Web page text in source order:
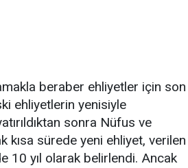
beraber ehliyetler için son
ehliyetlerin yenisiyle
sonra Nüfus ve
kısa sürede yeni ehliyet, verilen
10 yıl olarak belirlendi. Ancak